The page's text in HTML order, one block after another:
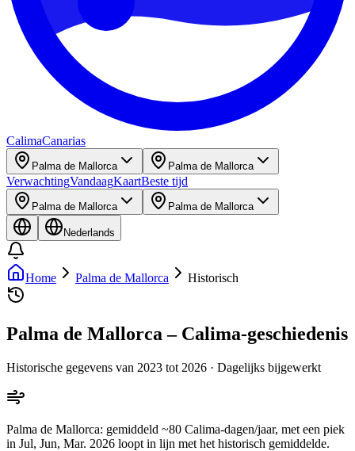
CalimaCanarias
Palma de Mallorca Palma de Mallorca
VerwachtingVandaagKaartBeste tijd
Palma de Mallorca Palma de Mallorca
Nederlands
Home Palma de Mallorca Historisch
Palma de Mallorca – Calima-geschiedenis
Historische gegevens van 2023 tot 2026 · Dagelijks bijgewerkt
Palma de Mallorca: gemiddeld ~80 Calima-dagen/jaar, met een piek
in Jul, Jun, Mar. 2026 loopt in lijn met het historisch gemiddelde.